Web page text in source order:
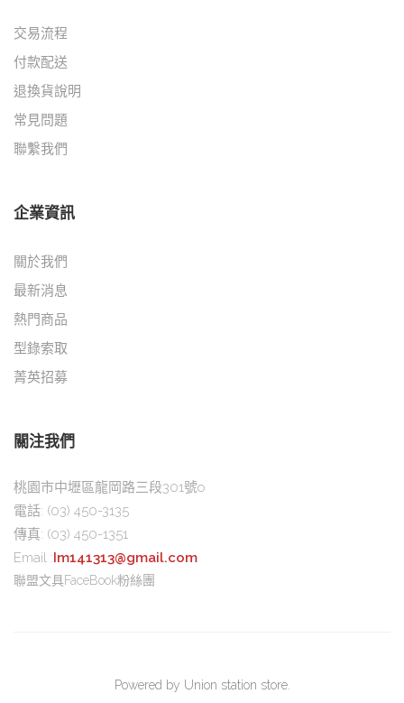
交易流程
付款配送
退換貨說明
常見問題
聯繫我們
企業資訊
關於我們
最新消息
熱門商品
型錄索取
菁英招募
關注我們
桃園市中壢區龍岡路三段301號o
電話: (03) 450-3135
傳真: (03) 450-1351
Email :Im141313@gmail.com
聯盟文具FaceBook粉絲團
Powered by Union station store.